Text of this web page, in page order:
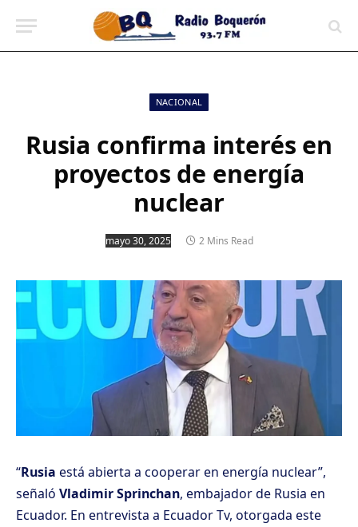
NACIONAL
Rusia confirma interés en
proyectos de energía
nuclear
mayo 30, 2025 2 Mins Read
“Rusia está abierta a cooperar en energía nuclear”,
señaló Vladimir Sprinchan, embajador de Rusia en
Ecuador. En entrevista a Ecuador Tv, otorgada este